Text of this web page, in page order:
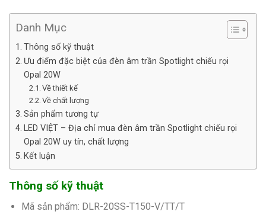
Danh Mục
Thông số kỹ thuật
Ưu điểm đặc biệt của đèn âm trần Spotlight chiếu rọi
Opal 20W
Về thiết kế
Về chất lượng
Sản phẩm tương tự
LED VIỆT – Địa chỉ mua đèn âm trần Spotlight chiếu rọi
Opal 20W uy tín, chất lượng
Kết luận
Thông số kỹ thuật
Mã sản phẩm: DLR-20SS-T150-V/TT/T